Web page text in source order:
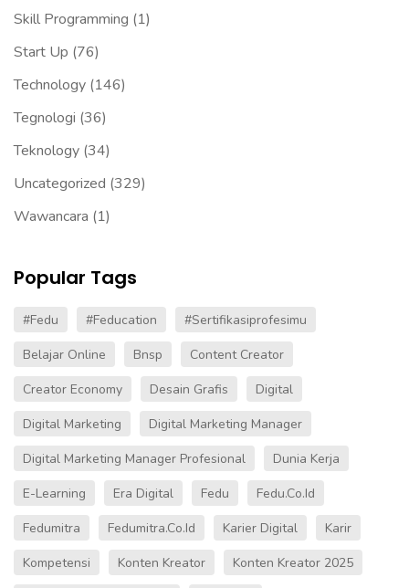
Skill Programming (1)
Start Up (76)
Technology (146)
Tegnologi (36)
Teknology (34)
Uncategorized (329)
Wawancara (1)
Popular Tags
#fedu #Feducation
#sertifikasiprofesimu
Belajar Online
Bnsp
Content Creator
Creator Economy
Desain Grafis
Digital
Digital Marketing
Digital Marketing Manager
Digital Marketing Manager Profesional
Dunia Kerja
E-Learning
Era Digital Fedu
Fedu.co.id
Fedumitra
Fedumitra.co.id Karier Digital
Karir
Kompetensi
Konten Kreator
Konten Kreator 2025